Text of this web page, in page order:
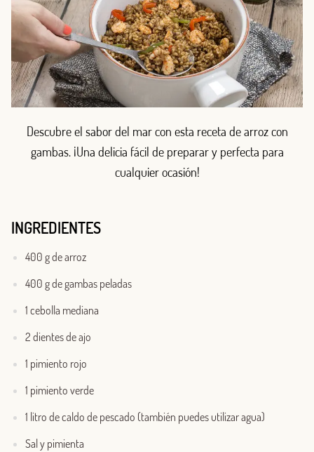
Descubre el sabor del mar con esta receta de arroz con
gambas. ¡Una delicia fácil de preparar y perfecta para
cualquier ocasión!
INGREDIENTES
400 g de arroz
400 g de gambas peladas
1 cebolla mediana
2 dientes de ajo
1 pimiento rojo
1 pimiento verde
1 litro de caldo de pescado (también puedes utilizar agua)
Sal y pimienta